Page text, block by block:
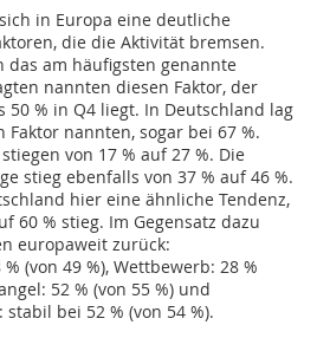
in Europa eine deutliche
die die Aktivität bremsen.
am häufigsten genannte
nannten diesen Faktor, der
% in Q4 liegt. In Deutschland lag
nannten, sogar bei 67 %.
von 17 % auf 27 %. Die
stieg ebenfalls von 37 % auf 46 %.
hier eine ähnliche Tendenz,
60 % stieg. Im Gegensatz dazu
europaweit zurück:
(von 49 %), Wettbewerb: 28 %
52 % (von 55 %) und
bei 52 % (von 54 %).